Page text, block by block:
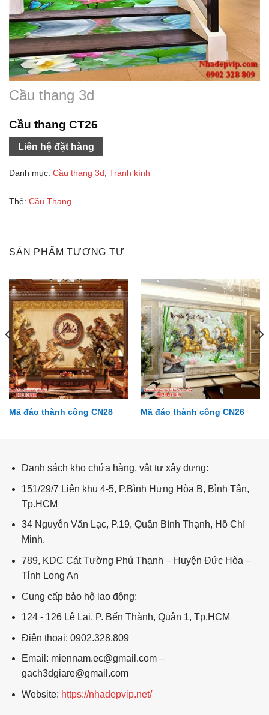
Cầu thang 3d
Cầu thang CT26
Liên hệ đặt hàng
Danh mục: Cầu thang 3d, Tranh kính
Thẻ: Cầu Thang
SẢN PHẨM TƯƠNG TỰ
Mã đáo thành công CN28 Mã đáo thành công CN26
Danh sách kho chứa hàng, vật tư xây dựng:
151/29/7 Liên khu 4-5, P.Bình Hưng Hòa B, Bình Tân,
Tp.HCM
34 Nguyễn Văn Lạc, P.19, Quận Bình Thạnh, Hồ Chí
Minh.
789, KDC Cát Tường Phú Thạnh – Huyện Đức Hòa –
Tỉnh Long An
Cung cấp bảo hộ lao động:
124 - 126 Lê Lai, P. Bến Thành, Quận 1, Tp.HCM
Điện thoại: 0902.328.809
Email: miennam.ec@gmail.com –
gach3dgiare@gmail.com
Website: https://nhadepvip.net/